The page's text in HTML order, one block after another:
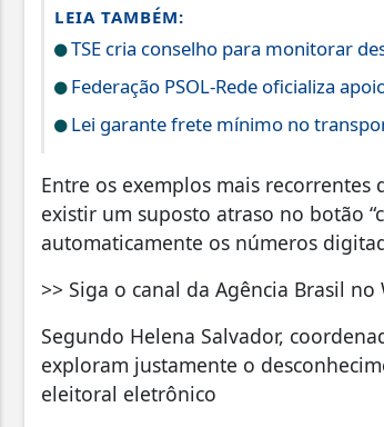
LEIA TAMBÉM:
TSE cria conselho para monitorar
Federação PSOL-Rede oficializa
Lei garante frete mínimo no
Entre os exemplos mais recorrentes
existir um suposto atraso no botão
automaticamente os números
>> Siga o canal da Agência Brasil no
Segundo Helena Salvador,
exploram justamente o
eleitoral eletrônico